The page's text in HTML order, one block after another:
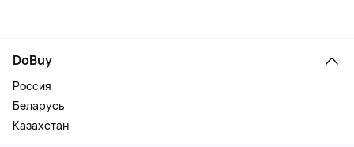
DoBuy
Россия
Беларусь
Казахстан